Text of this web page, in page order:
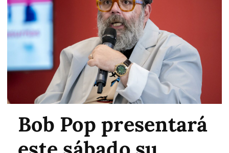
Bob Pop presentará